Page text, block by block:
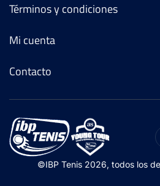
Términos y condiciones
Mi cuenta
Contacto
©IBP Tenis 2026, todos los